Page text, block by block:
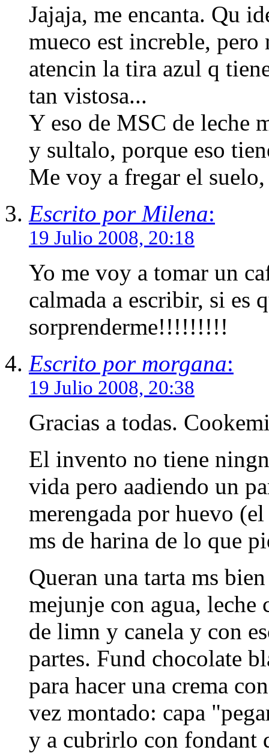
Jajaja, me encanta. Qu
mueco est increble,
atencin la tira azul q
tan vistosa...
Y eso de MSC de leche
y sultalo, porque eso
Me voy a fregar el
Escrito por Milena:
19 Julio 2008, 20:18
Yo me voy a tomar un
calmada a escribir, si es
sorprenderme!!!!!!!!!
Escrito por morgana:
19 Julio 2008, 20:38
Gracias a todas.
El invento no tiene
vida pero aadiendo un
merengada por huevo
ms de harina de lo que
Queran una tarta ms
mejunje con agua, leche
de limn y canela y con
partes. Fund chocolate
para hacer una crema
vez montado: capa
y a cubrirlo con fondant